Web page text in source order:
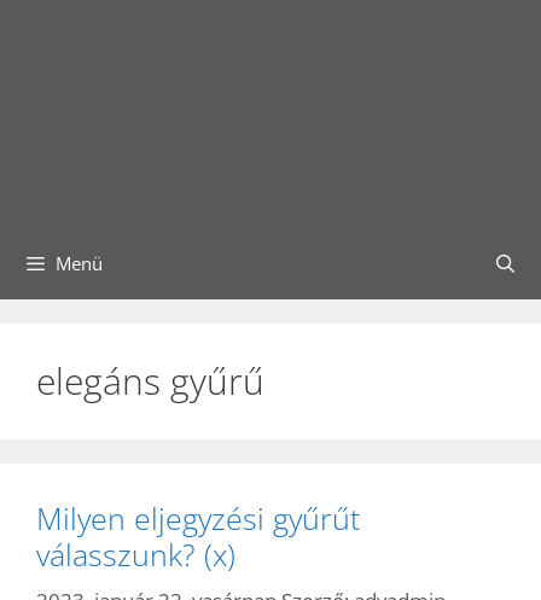
Menü
elegáns gyűrű
Milyen eljegyzési gyűrűt
válasszunk? (x)